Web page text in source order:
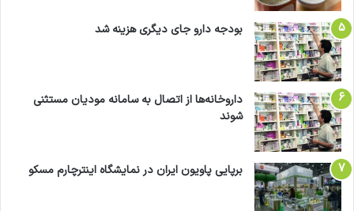
بودجه دارو جای دیگری هزینه شد
داروخانه‌ها از اتصال به سامانه مودیان مستثنی
شوند
برپایی پاویون ایران در نمایشگاه اینترچارم مسکو